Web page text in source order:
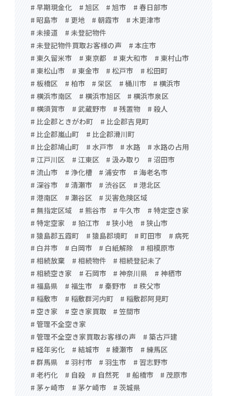
# 早期現金化
# 旭区 # 旭市
# 春日部市
# 昭島市
# 更地 # 朝霞市
# 木更津市
# 未接道
# 未登記物件
# 未登記物件買取お客様の声
# 本庄市
# 東久留米市
# 東京都 # 東大和市
# 東村山市
# 東松山市
# 東金市 # 松戸市
# 松田町
# 板橋区
# 柏市 # 栄区 # 桶川市
# 横浜市
# 横浜市南区
# 横浜市旭区
# 横浜市泉区
# 横須賀市
# 武蔵野市 # 残置物
# 殺人
# 比企郡ときがわ町
# 比企郡吉見町
# 比企郡嵐山町
# 比企郡滑川町
# 比企郡鳩山町
# 水戸市 # 水路
# 水路の占用
# 江戸川区
# 江東区 # 汲み取り
# 沼田市
# 流山市
# 浄化槽 # 浦安市
# 海老名市
# 深谷市
# 清瀬市 # 渋谷区
# 港北区
# 港南区
# 瀬谷区
# 災害危険区域
# 無指定区域
# 熊谷市 # 牛久市
# 特定空き家
# 特定空家
# 狛江市 # 狭小地
# 狭山市
# 猿島郡五霞町
# 猿島郡境町 # 町田市
# 病死
# 白井市
# 白岡市 # 白紙解除
# 相模原市
# 相続放棄
# 相続物件
# 相続登記未了
# 相続空き家
# 石岡市 # 神奈川県
# 神栖市
# 福島県
# 福生市 # 秦野市
# 秩父市
# 稲敷市
# 稲敷群河内町
# 稲敷郡阿見町
# 空き家
# 空き家買取
# 笠間市
# 管理不全空き家
# 管理不全空き家買取お客様の声
# 築古戸建
# 経年劣化
# 結城市 # 綾瀬市
# 練馬区
# 群馬県
# 羽村市 # 羽生市
# 習志野市
# 老朽化
# 自殺 # 自然死 # 船橋市
# 茂原市
# 茅ヶ崎市
# 茅ケ崎市
# 茨城県